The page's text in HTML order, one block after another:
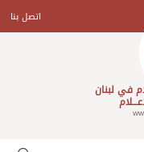
اتصل بنا
في لبنان